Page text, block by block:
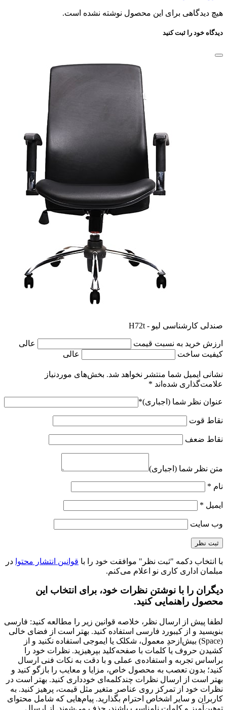
هیچ دیدگاهی برای این محصول نوشته نشده است.
دیدگاه خود را ثبت کنید
صندلی کارشناسی لیو - H72t
ارزش خرید به نسبت قیمت
عالی
کیفیت ساخت
عالی
نشانی ایمیل شما منتشر نخواهد شد. بخش‌های موردنیاز
علامت‌گذاری شده‌اند *
عنوان نظر شما (اجباری)*
نقاط قوت
نقاط ضعف
متن نظر شما (اجباری)
نام *
ایمیل *
وب‌ سایت
با انتخاب دکمه "ثبت نظر" موافقت خود را با قوانین انتشار محتوا در
مبلمان اداری کاری نو اعلام می‌کنم.
دیگران را با نوشتن نظرات خود، برای انتخاب این
محصول راهنمایی کنید.
لطفا پیش از ارسال نظر، خلاصه قوانین زیر را مطالعه کنید: فارسی
بنویسید و از کیبورد فارسی استفاده کنید. بهتر است از فضای خالی
(Space) بیش‌از‌حدِ معمول، شکلک یا ایموجی استفاده نکنید و از
کشیدن حروف یا کلمات با صفحه‌کلید بپرهیزید. نظرات خود را
براساس تجربه و استفاده‌ی عملی و با دقت به نکات فنی ارسال
کنید؛ بدون تعصب به محصول خاص، مزایا و معایب را بازگو کنید و
بهتر است از ارسال نظرات چندکلمه‌‌ای خودداری کنید. بهتر است در
نظرات خود از تمرکز روی عناصر متغیر مثل قیمت، پرهیز کنید. به
کاربران و سایر اشخاص احترام بگذارید. پیام‌هایی که شامل محتوای